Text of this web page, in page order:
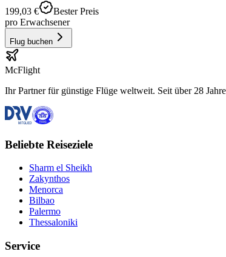
199,03 €
Bester Preis
pro Erwachsener
Flug buchen
McFlight
Ihr Partner für günstige Flüge weltweit. Seit über 28
Beliebte Reiseziele
Sharm el Sheikh
Zakynthos
Menorca
Bilbao
Palermo
Thessaloniki
Service